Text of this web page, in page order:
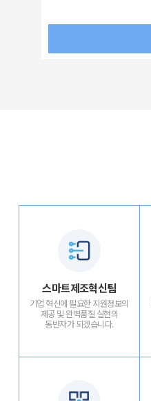
스마트제조혁신팀
기업 혁신에 필요한 지원정보의
제공 및 완벽품질 실현의
동반자가 되겠습니다.